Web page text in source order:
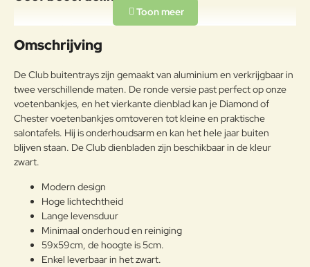
Uw naam:
g:
Note:HTML-code wordt niet vertaald!
Verder
Omschrijving
De Club buitentrays zijn gemaakt van aluminium en verkrijgbaar in
twee verschillende maten. De ronde versie past perfect op onze
voetenbankjes, en het vierkante dienblad kan je Diamond of
Chester voetenbankjes omtoveren tot kleine en praktische
salontafels. Hij is onderhoudsarm en kan het hele jaar buiten
blijven staan. De Club dienbladen zijn beschikbaar in de kleur
zwart.
Modern design
Hoge lichtechtheid
Lange levensduur
Minimaal onderhoud en reiniging
59x59cm, de hoogte is 5cm.
Enkel leverbaar in het zwart.